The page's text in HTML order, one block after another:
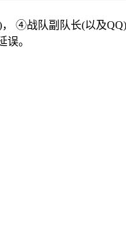
④战队副队长(以及
。